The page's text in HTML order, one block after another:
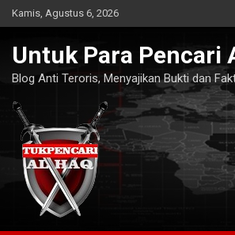
Skip
to
Kamis, Agustus 6, 2026
Untuk Para Pencari
Blog Anti Teroris, Menyajikan Bukti dan